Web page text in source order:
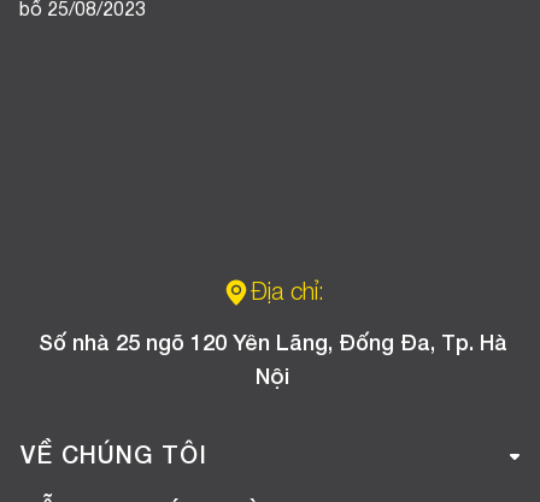
bố 25/08/2023
Địa chỉ:
Số nhà 25 ngõ 120 Yên Lãng, Đống Đa, Tp. Hà
Nội
VỀ CHÚNG TÔI